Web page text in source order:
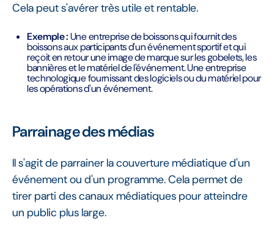
Cela peut s'avérer très utile et rentable.
Exemple :Une entreprise de boissons qui fournit des
boissons aux participants d'un événement sportif et qui
reçoit en retour une image de marque sur les gobelets, les
bannières et le matériel de l'événement. Une entreprise
technologique fournissant des logiciels ou du matériel pour
les opérations d'un événement.
Parrainage des médias
Il s'agit de parrainer la couverture médiatique d'un
événement ou d'un programme. Cela permet de
tirer parti des canaux médiatiques pour atteindre
un public plus large.